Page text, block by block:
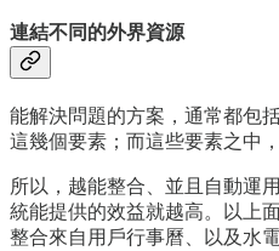
連結不同的外界資源
能解決問題的方案，通常都包
這幾個要素；而這些要素之中
所以，越能整合、並且自動運
統能提供的效益就越高。以上
整合來自用戶行事曆、以及水